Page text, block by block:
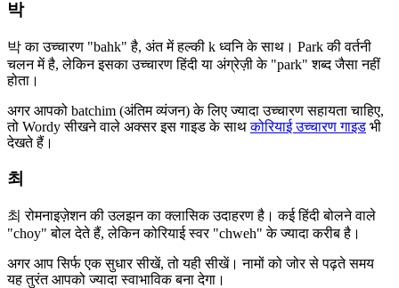
박
박 का उच्चारण "bahk" है, अंत में हल्की k ध्वनि के साथ। Park की वर्तनी
चलन में है, लेकिन इसका उच्चारण हिंदी या अंग्रेज़ी के "park" शब्द जैसा नहीं
होता।
अगर आपको batchim (अंतिम व्यंजन) के लिए ज्यादा उच्चारण सहायता चाहिए,
तो Wordy सीखने वाले अक्सर इस गाइड के साथकोरियाई उच्चारण गाइड भी
देखते हैं।
최
최 रोमनाइज़ेशन की उलझन का क्लासिक उदाहरण है। कई हिंदी बोलने वाले
"choy" बोल देते हैं, लेकिन कोरियाई स्वर "chweh" के ज्यादा करीब है।
अगर आप सिर्फ एक सुधार सीखें, तो यही सीखें। नामों को जोर से पढ़ते समय
यह तुरंत आपको ज्यादा स्वाभाविक बना देगा।